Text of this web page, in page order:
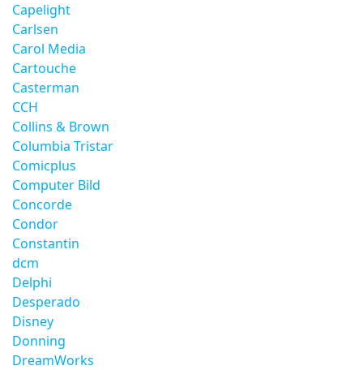
Capelight
Carlsen
Carol Media
Cartouche
Casterman
CCH
Collins & Brown
Columbia Tristar
Comicplus
Computer Bild
Concorde
Condor
Constantin
dcm
Delphi
Desperado
Disney
Donning
DreamWorks